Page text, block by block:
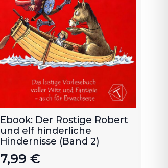
Ebook: Der Rostige Robert
und elf hinderliche
Hindernisse (Band 2)
7,99 €